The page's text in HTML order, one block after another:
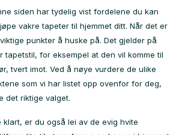
siden har tydelig vist fordelene du kan
vakre tapeter til hjemmet ditt. Når det er
punkter å huske på. Det gjelder på
tapetstil, for eksempel at den vil komme til
tvert imot. Ved å nøye vurdere de ulike
som vi har listet opp ovenfor for deg,
det riktige valget.
er du også lei av de evig hvite